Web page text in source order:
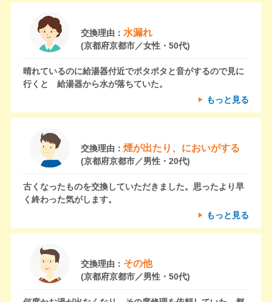
交換理由： 水漏れ
(京都府京都市／女性・50代)
晴れているのに給湯器付近でポタポタと音がするので見に
行くと 給湯器から水が落ちていた。
もっと見る
交換理由： 煙が出たり、においがする
(京都府京都市／男性・20代)
古くなったものを交換していただきました。思ったより早
く終わった気がします。
もっと見る
交換理由： その他
(京都府京都市／男性・50代)